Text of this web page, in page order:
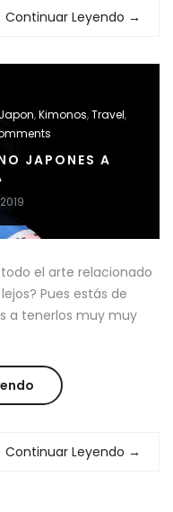
MÁS
KYOTO”
Continuar Leyendo →
Japon,Kimonos,Travel,
JAPONES A
el arte relacionado
Pues estás de
a tenerlos muy muy
“EL
TRAE
Continuar Leyendo →